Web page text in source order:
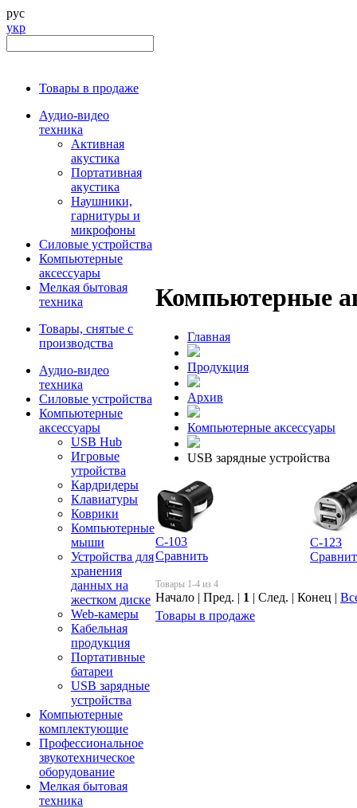
рус
укр
Товары в продаже
Аудио-видео
техника
Активная
акустика
Портативная
акустика
Наушники,
гарнитуры и
микрофоны
Силовые устройства
Компьютерные
аксессуары
Мелкая бытовая
техника
Товары, снятые с
производства
Аудио-видео
техника
Силовые устройства
Компьютерные
аксессуары
USB Hub
Игровые
утройства
Кардридеры
Клавиатуры
Коврики
Компьютерные
мыши
Устройства для
хранения
данных на
жестком диске
Web-камеры
Кабельная
продукция
Портативные
батареи
USB зарядные
устройства
Компьютерные
комплектующие
Профессиональное
звукотехническое
оборудование
Мелкая бытовая
техника
Компьютерные
Главная
Продукция
Архив
Компьютерные аксессуары
USB зарядные устройства
C-103
Сравнить
C-123
Товары 1-4 из 4
Начало | Пред. | 1 | След. | Конец |
Товары в продаже